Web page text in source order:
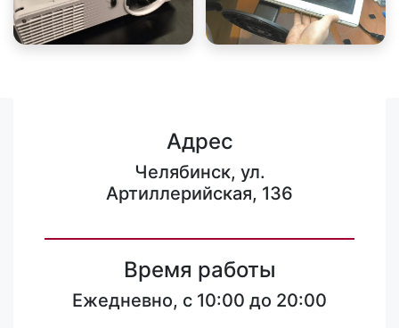
Адрес
Челябинск, ул.
Артиллерийская, 136
Время работы
Ежедневно, с 10:00 до 20:00